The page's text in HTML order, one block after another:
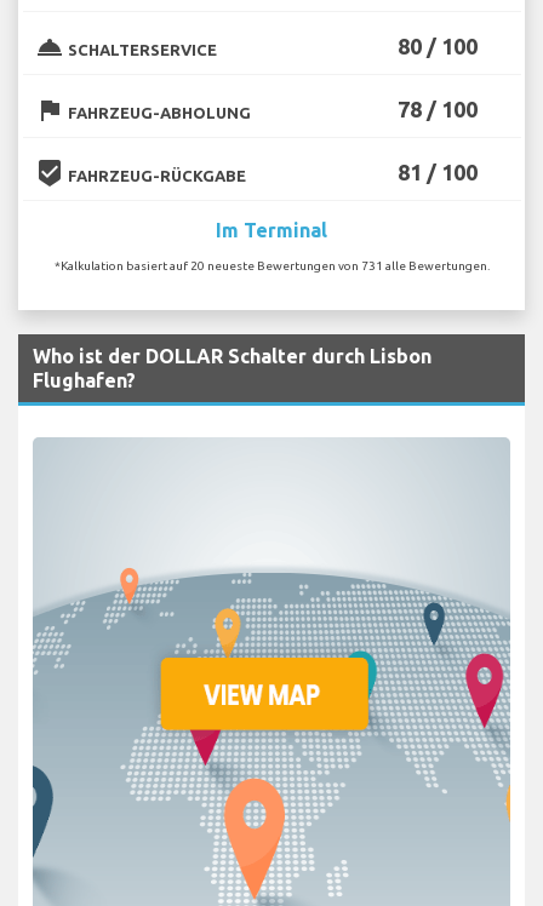
room_service SCHALTERSERVICE 80 / 100
flag FAHRZEUG-ABHOLUNG 78 / 100
beenhere FAHRZEUG-RÜCKGABE 81 / 100
Im Terminal
*Kalkulation basiert auf 20 neueste Bewertungen von 731 alle Bewertungen.
Who ist der DOLLAR Schalter durch Lisbon
Flughafen?